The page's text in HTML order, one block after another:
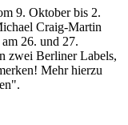
9. Oktober bis 2.
Craig-Martin
26. und 27.
zwei Berliner Labels,
Mehr hierzu